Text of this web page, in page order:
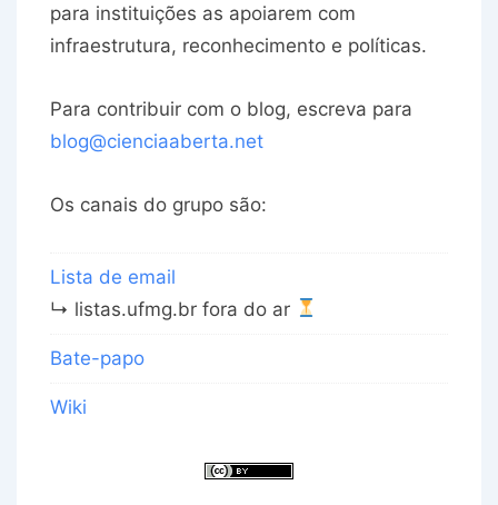
para instituições as apoiarem com
infraestrutura, reconhecimento e políticas.
Para contribuir com o blog, escreva para
blog@cienciaaberta.net
Os canais do grupo são:
Lista de email
↳ listas.ufmg.br fora do ar
Bate-papo
Wiki